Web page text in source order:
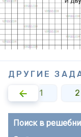
ДРУГИЕ
1
2
Поиск в